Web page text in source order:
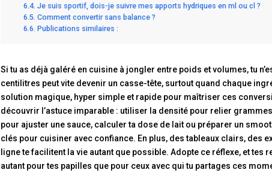
Je suis sportif, dois-je suivre mes apports hydriques en ml ou cl ?
Comment convertir sans balance ?
Publications similaires :
Si tu as déjà galéré en cuisine à jongler entre poids et volumes, tu
centilitres peut vite devenir un casse-tête, surtout quand chaque
solution magique, hyper simple et rapide pour maîtriser ces
découvrir l’astuce imparable : utiliser la densité pour relier
pour ajuster une sauce, calculer ta dose de lait ou préparer un
clés pour cuisiner avec confiance. En plus, des tableaux clairs, des
ligne te facilitent la vie autant que possible. Adopte ce réflexe, et tes
autant pour tes papilles que pour ceux avec qui tu partages ces